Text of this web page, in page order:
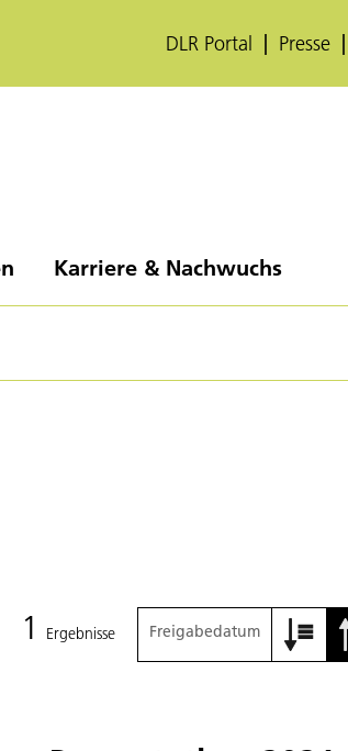
DLR Portal Presse
Karriere & Nachwuchs
1 Ergebnisse Freigabedatum